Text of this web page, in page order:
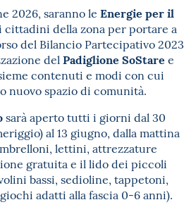
2026, saranno le Energie per il
cittadini della zona per portare a
del Bilancio Partecipativo 2023
del Padiglione SoStare e
contenuti e modi con cui
nuovo spazio di comunità.
sarà aperto tutti i giorni dal 30
al 13 giugno, dalla mattina
lettini, attrezzature
gratuita e il lido dei piccoli
bassi, sedioline, tappetoni,
adatti alla fascia 0-6 anni).